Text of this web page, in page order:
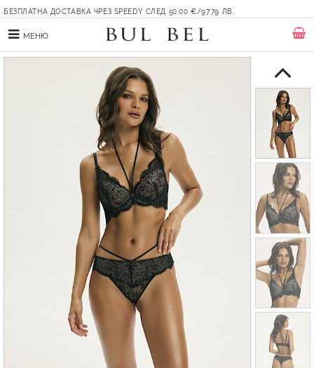
БЕЗПЛАТНА ДОСТАВКА ЧРЕЗ SPEEDY СЛЕД 50.00 €/97.79 ЛВ.
МЕНЮ